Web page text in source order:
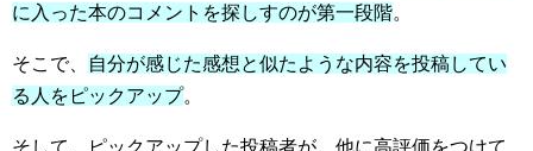
に入った本のコメントを探しすのが第一段階。
そこで、
自分が感じた感想と似たような内容を投稿してい
る人をピックアップ。
そして、ピックアップした投稿者が、他に高評価をつけて